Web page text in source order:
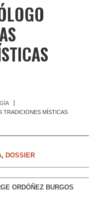
TRADICIONES MÍSTICAS
, DOSSIER
ORDÓÑEZ BURGOS